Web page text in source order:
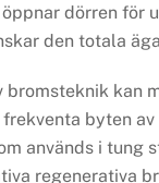
öppnar dörren
den totala
kan
byten
används i
regenerativa